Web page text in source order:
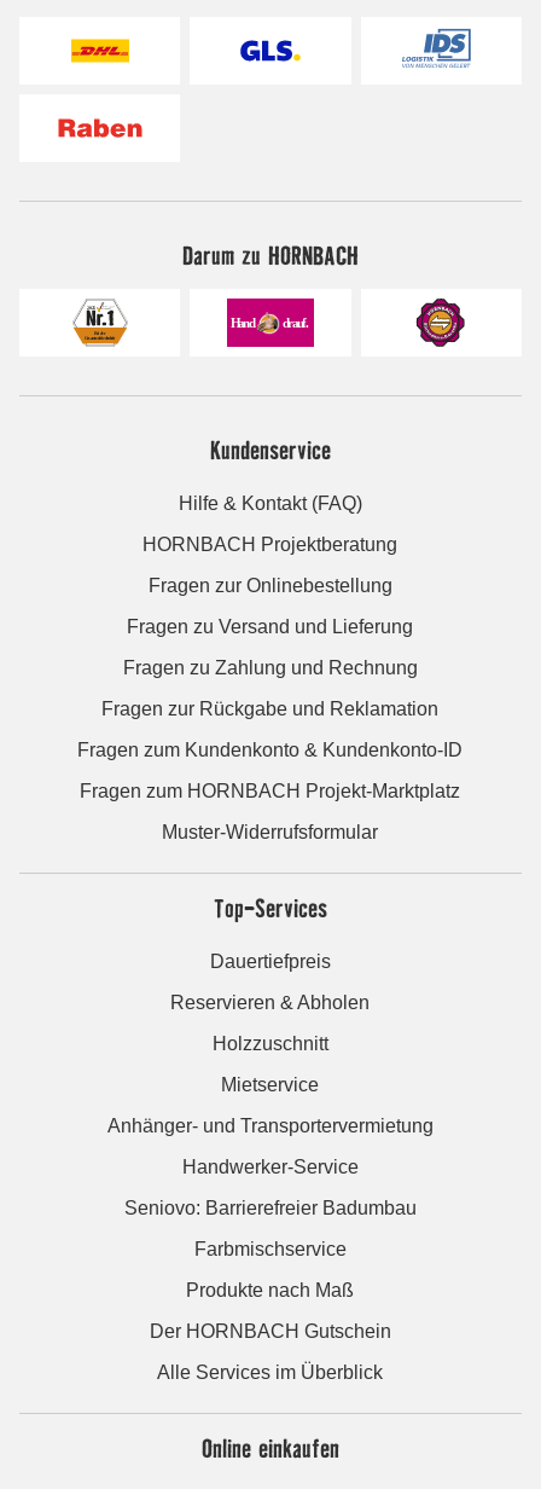
Darum zu HORNBACH
Kundenservice
Hilfe & Kontakt (FAQ)
HORNBACH Projektberatung
Fragen zur Onlinebestellung
Fragen zu Versand und Lieferung
Fragen zu Zahlung und Rechnung
Fragen zur Rückgabe und Reklamation
Fragen zum Kundenkonto & Kundenkonto-ID
Fragen zum HORNBACH Projekt-Marktplatz
Muster-Widerrufsformular
Top-Services
Dauertiefpreis
Reservieren & Abholen
Holzzuschnitt
Mietservice
Anhänger- und Transportervermietung
Handwerker-Service
Seniovo: Barrierefreier Badumbau
Farbmischservice
Produkte nach Maß
Der HORNBACH Gutschein
Alle Services im Überblick
Online einkaufen